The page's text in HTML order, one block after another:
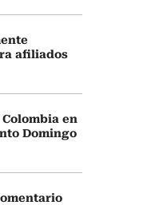
afiliados
en
Domingo